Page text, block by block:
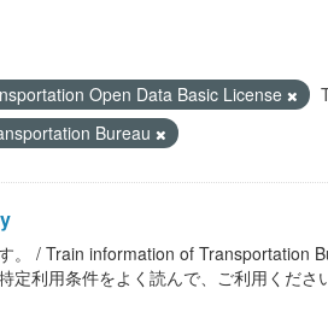
Open Data Basic License
Bureau
。 / Train information of Transportation
定利用条件をよく読んで、ご利用くださ